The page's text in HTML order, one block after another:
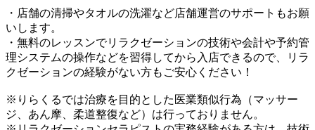
・店舗の清掃やタオルの洗濯など店舗運営のサポートもお願
いします。
・無料のレッスンでリラクゼーションの技術や会計や予約管
理システムの操作などを習得してから入店できるので、リラ
クゼーションの経験がない方もご安心ください！
※りらくるでは治療を目的とした医業類似行為（マッサー
ジ、あん摩、柔道整復など）は行っておりません。